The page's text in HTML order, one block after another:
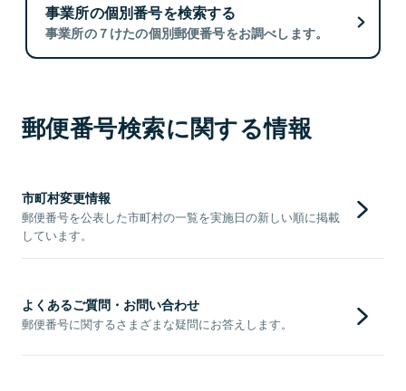
事業所の個別番号を検索する
事業所の７けたの個別郵便番号をお調べします。
郵便番号検索に関する情報
市町村変更情報
郵便番号を公表した市町村の一覧を実施日の新しい順に掲載
しています。
よくあるご質問・お問い合わせ
郵便番号に関するさまざまな疑問にお答えします。